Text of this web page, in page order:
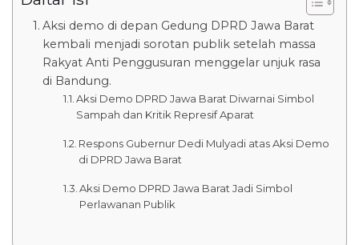
Aksi demo di depan Gedung DPRD Jawa Barat
kembali menjadi sorotan publik setelah massa
Rakyat Anti Penggusuran menggelar unjuk rasa
di Bandung.
Aksi Demo DPRD Jawa Barat Diwarnai Simbol
Sampah dan Kritik Represif Aparat
Respons Gubernur Dedi Mulyadi atas Aksi Demo
di DPRD Jawa Barat
Aksi Demo DPRD Jawa Barat Jadi Simbol
Perlawanan Publik